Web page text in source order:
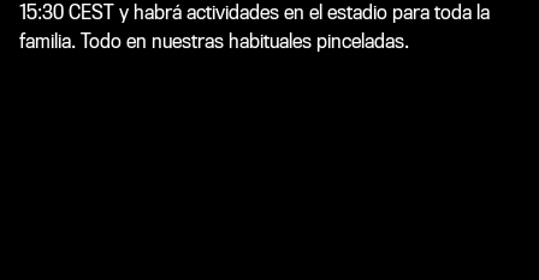
15:30 CEST y habrá actividades en el estadio para toda la
familia. Todo en nuestras habituales pinceladas.